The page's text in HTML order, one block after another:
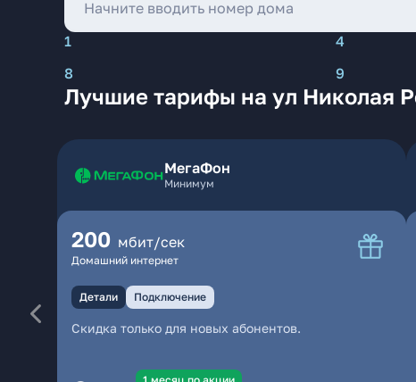
1 4
8
9
Лучшие тарифы на ул Николая
МегаФон
Минимум
200 мбит/сек
Домашний интернет
Детали Подключение
Скидка только для новых абонентов.